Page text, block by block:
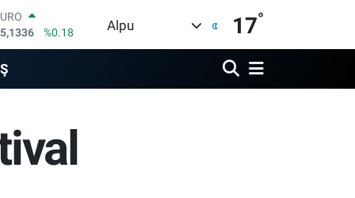
%0.22
ALTIN
64.927,78
%1.32
%0.05
Alpu 17°